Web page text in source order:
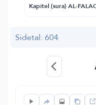
Kapitel (sura) AL-
Sidetal: 604